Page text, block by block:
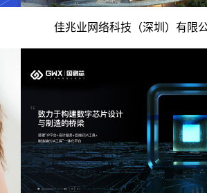
- 数字文体服务平台 智慧专业运
佳兆业网络科技（深圳）有限